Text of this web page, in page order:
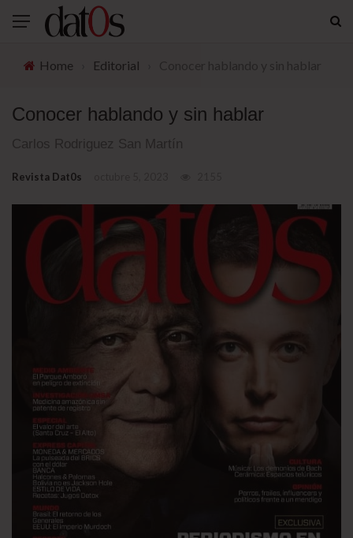
Home Editorial
Conocer hablando y sin hablar
Carlos Rodriguez San Martín
Revista Dat0s